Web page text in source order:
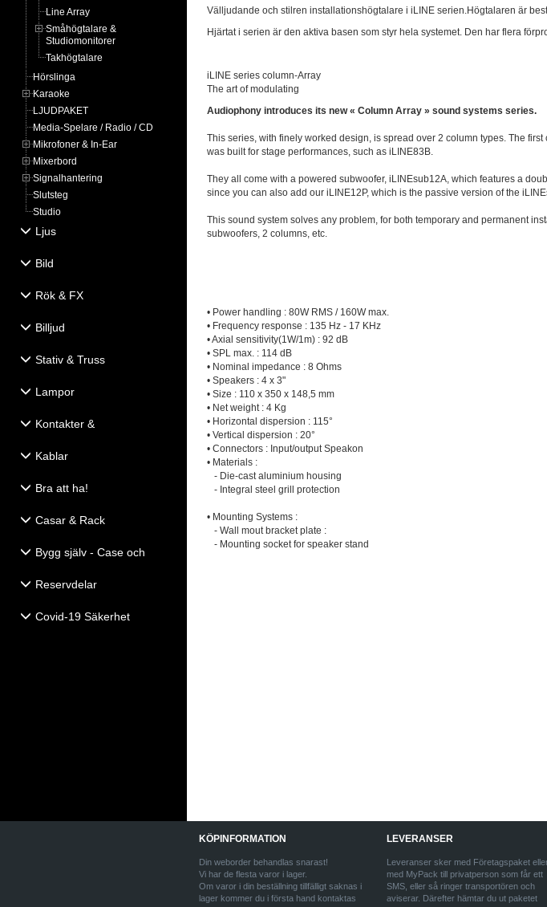
Line Array
Småhögtalare &
Studiomonitorer
Takhögtalare
Hörslinga
Karaoke
LJUDPAKET
Media-Spelare / Radio / CD
Mikrofoner & In-Ear
Mixerbord
Signalhantering
Slutsteg
Studio
Ljus
Bild
Rök & FX
Billjud
Stativ & Truss
Lampor
Kontakter &
Kablar
Bra att ha!
Casar & Rack
Bygg själv - Case och
Reservdelar
Covid-19 Säkerhet
Välljudande och stilren installationshögtalare i iLINE serien.Högtalaren är
Hjärtat i serien är den aktiva basen som styr hela systemet. Den har flera
iLINE series column-Array
The art of modulating
Audiophony introduces its new « Column Array » sound systems series.
This series, with finely worked design, is spread over 2 column types. The
was built for stage performances, such as iLINE83B.
They all come with a powered subwoofer, iLINEsub12A, which features a
since you can also add our iLINE12P, which is the passive version of the
This sound system solves any problem, for both temporary and permanent
subwoofers, 2 columns, etc.
• Power handling : 80W RMS / 160W max.
• Frequency response : 135 Hz - 17 KHz
• Axial sensitivity(1W/1m) : 92 dB
• SPL max. : 114 dB
• Nominal impedance : 8 Ohms
• Speakers : 4 x 3"
• Size : 110 x 350 x 148,5 mm
• Net weight : 4 Kg
• Horizontal dispersion : 115°
• Vertical dispersion : 20°
• Connectors : Input/output Speakon
• Materials :
- Die-cast aluminium housing
- Integral steel grill protection
• Mounting Systems :
- Wall mout bracket plate :
- Mounting socket for speaker stand
KÖPINFORMATION
Din weborder behandlas snarast!
Vi har de flesta varor i lager.
Om varor i din beställning tillfälligt saknas i
lager kommer du i första hand kontaktas
LEVERANSER
Leveranser sker med Företagspaket
med MyPack till privatperson som får ett
SMS, eller så ringer transportören och
aviserar. Därefter hämtar du ut paketet